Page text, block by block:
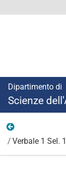
Dipartimento di
Scienze
Verbale 1 Sel.